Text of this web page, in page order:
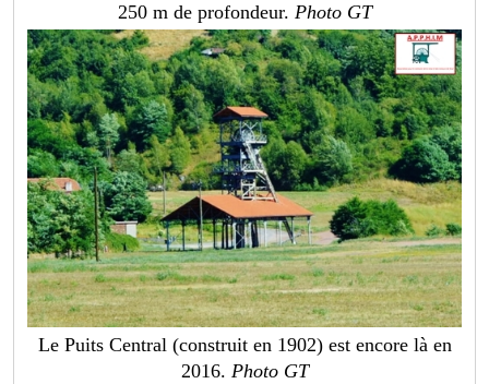
250 m de profondeur. Photo GT
Le Puits Central (construit en 1902) est encore là en
2016. Photo GT